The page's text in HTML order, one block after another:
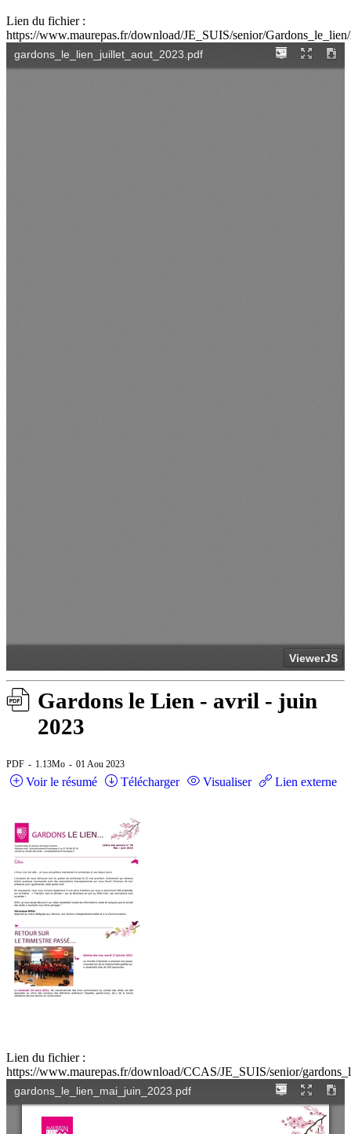
Lien du fichier :
https://www.maurepas.fr/download/JE_SUIS/senior/
Gardons le Lien - avril - juin
2023
PDF 1.13Mo 01 Aou 2023
Voir le résumé Télécharger Visualiser Lien externe
Lien du fichier :
https://www.maurepas.fr/download/CCAS/JE_SUIS/senior/